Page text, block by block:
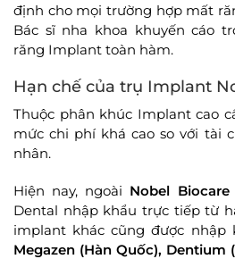
định cho mọi trường hợp mất
Bác sĩ nha khoa khuyến cáo
răng Implant toàn hàm.
Hạn chế của trụ Implant
Thuộc phân khúc Implant cao
mức chi phí khá cao so với tài
nhân.
Hiện nay, ngoài Nobel Biocare
Dental nhập khẩu trực tiếp từ
implant khác cũng được nhập
Megazen (Hàn Quốc), Dentium